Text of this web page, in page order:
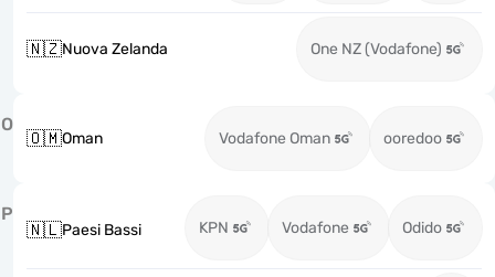
🇳🇿Nuova Zelanda One NZ (Vodafone)
O
🇴🇲Oman Vodafone Oman ooredoo
P
🇳🇱Paesi Bassi KPN Vodafone Odido